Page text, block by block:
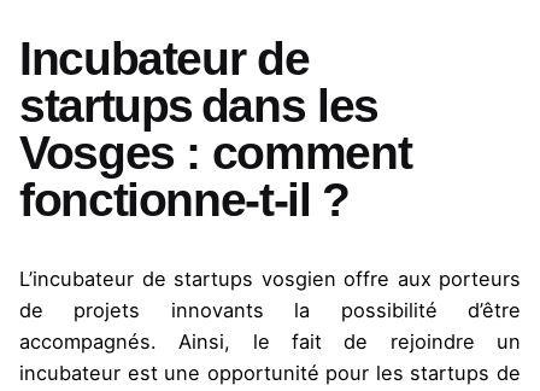
Incubateur de
startups dans les
Vosges : comment
fonctionne-t-il ?
L’incubateur de startups vosgien offre aux porteurs
de projets innovants la possibilité d’être
accompagnés. Ainsi, le fait de rejoindre un
incubateur est une opportunité pour les startups de